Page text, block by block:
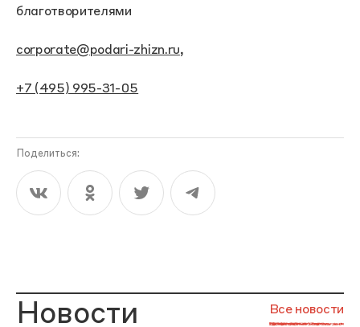
благотворителями
corporate@podari-zhizn.ru,
+7 (495) 995-31-05
Поделиться:
Новости Все новости